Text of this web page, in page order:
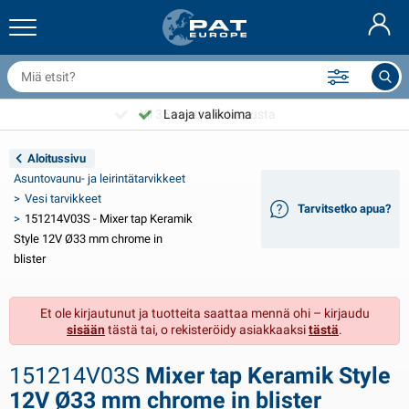
verkot & lisävarusteet
sähkölaitteet
valot
valot Aspöck
LED-valot
sisustus
& uusiutuvat energialähteet
& 24V lisävarusteet
työkalut
& ausuntoauton ulkopuoli
& ausuntoauton sisäinen
kaasu
ja sakkelit
urheilu
ja huolto
lisävarusteet
lisävarusteet
tuotteita
Nederlands
Deutsch
English
Français
Svenska
Norsk
Dansk
Yli 35 vuotta kokemusta
Laaja valikoima
Aloitussivu
Asuntovaunu- ja leirintätarvikkeet
Vesi tarvikkeet
151214V03S - Mixer tap Keramik
Style 12V Ø33 mm chrome in
blister
Tarvitsetko apua?
Et ole kirjautunut ja tuotteita saattaa mennä ohi – kirjaudu
sisään tästä tai, o rekisteröidy asiakkaaksitästä.
151214V03S Mixer tap Keramik Style
12V Ø33 mm chrome in blister